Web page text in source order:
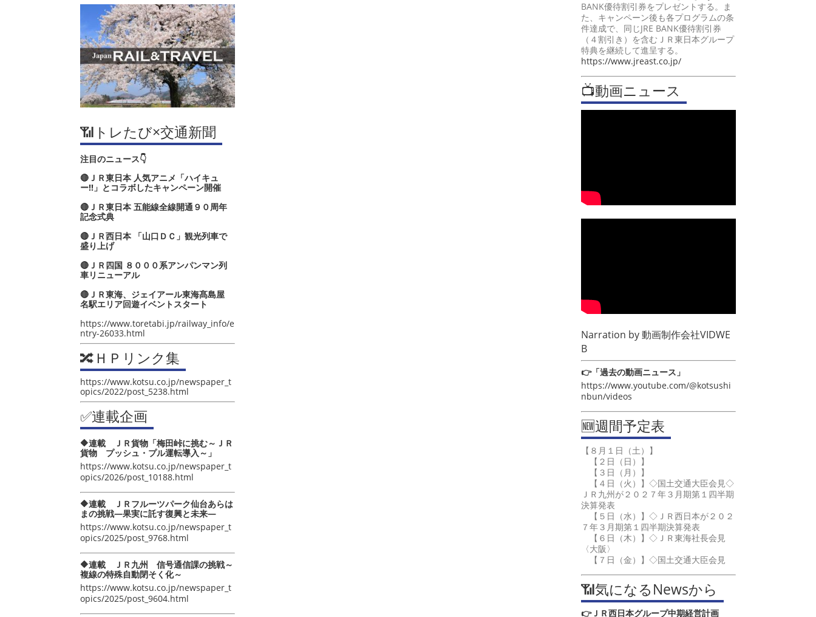
📶トレたび×交通新聞
注目のニュース👇
🔴ＪＲ東日本 人気アニメ「ハイキュ
ー‼」とコラボしたキャンペーン開催
🔴ＪＲ東日本 五能線全線開通９０周年
記念式典
🔴ＪＲ西日本 「山口ＤＣ」観光列車で
盛り上げ
🔴ＪＲ四国 ８０００系アンパンマン列
車リニューアル
🔴ＪＲ東海、ジェイアール東海髙島屋
名駅エリア回遊イベントスタート
https://www.toretabi.jp/railway_info/e
ntry-26033.html
🔀ＨＰリンク集
https://www.kotsu.co.jp/newspaper_t
opics/2022/post_5238.html
✅連載企画
🔶連載 ＪＲ貨物「梅田峠に挑む～ＪＲ
貨物 プッシュ・プル運転導入～」
https://www.kotsu.co.jp/newspaper_t
opics/2026/post_10188.html
🔶連載 ＪＲフルーツパーク仙台あらは
まの挑戦―果実に託す復興と未来―
https://www.kotsu.co.jp/newspaper_t
opics/2025/post_9768.html
🔶連載 ＪＲ九州 信号通信課の挑戦～
複線の特殊自動閉そく化～
https://www.kotsu.co.jp/newspaper_t
opics/2025/post_9604.html
BANK優待割引券をプレゼントする。ま
た、キャンペーン後も各プログラムの条
件達成で、同じJRE BANK優待割引券
（４割引き）を含むＪＲ東日本グループ
特典を継続して進呈する。
https://www.jreast.co.jp/
📺動画ニュース
Narration by動画制作会社VIDWE
B
👉「過去の動画ニュース」
https://www.youtube.com/@kotsushi
nbun/videos
🆕週間予定表
【８月１日（土）】
【２日（日）】
【３日（月）】
【４日（火）】◇国土交通大臣会見◇
ＪＲ九州が２０２７年３月期第１四半期
決算発表
【５日（水）】◇ＪＲ西日本が２０２
７年３月期第１四半期決算発表
【６日（木）】◇ＪＲ東海社長会見
〈大阪〉
【７日（金）】◇国土交通大臣会見
📶気になるNewsから
👉ＪＲ西日本グループ中期経営計画